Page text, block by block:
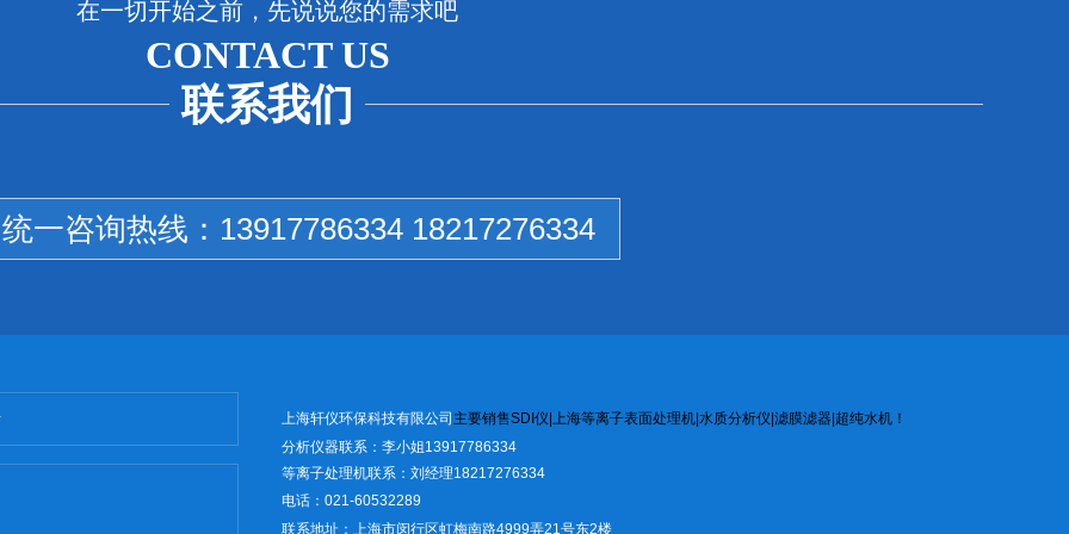
在一切开始之前，先说说您的需求吧
CONTACT US
联系我们
一咨询热线： 13917786334 18217276334
上海轩仪环保科技有限公司 主要销售SD 仪 上海等离子表面处理机| 水质分析仪 滤膜滤器| 超纯水机！
分析仪器联系：李小姐13917786334
等离子处理机联系：刘经理18217276334
电话：021-60532289
联系地址：上海市闵行区虹梅南路4999弄21号东2楼